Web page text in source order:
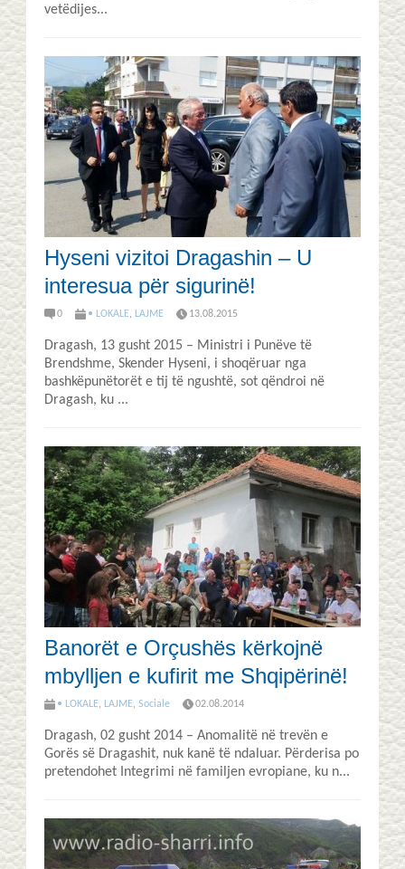
vetëdijes...
Hyseni vizitoi Dragashin – U
interesua për sigurinë!
0 • LOKALE, LAJME 13.08.2015
Dragash, 13 gusht 2015 – Ministri i Punëve të
Brendshme, Skender Hyseni, i shoqëruar nga
bashkëpunëtorët e tij të ngushtë, sot qëndroi në
Dragash, ku ...
Banorët e Orçushës kërkojnë
mbylljen e kufirit me Shqipërinë!
• LOKALE, LAJME, Sociale 02.08.2014
Dragash, 02 gusht 2014 – Anomalitë në trevën e
Gorës së Dragashit, nuk kanë të ndaluar. Përderisa po
pretendohet Integrimi në familjen evropiane, ku n...